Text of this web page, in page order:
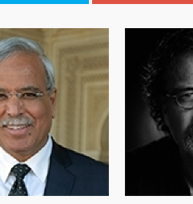
à accepter la différence sans
de vie, la tolérance
sociale à la conformité
les Tunisiens savent que vous
Ils annoncent que la liberté
d’autres pays arabes, la
tenue vestimentaire:
d’habillement entre